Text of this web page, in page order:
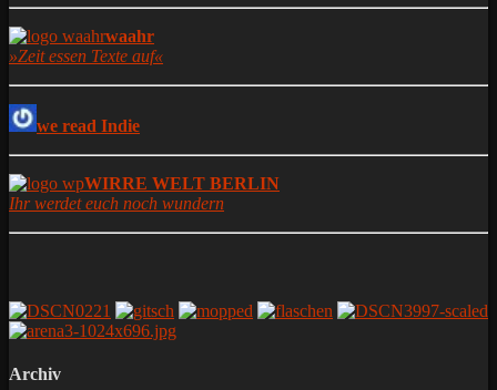
waahr
»Zeit essen Texte auf«
we read Indie
WIRRE WELT BERLIN
Ihr werdet euch noch wundern
Archiv